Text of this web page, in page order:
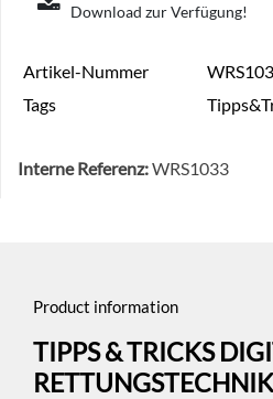
Download zur Verfügung!
Artikel-Nummer
Tags
Interne Referenz:WRS1033
Product information
TIPPS & TRICKS